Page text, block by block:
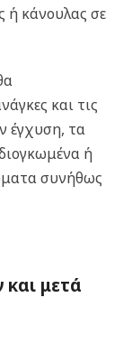
ή κάνουλας σε
και τις
έγχυση, τα
ή
συνήθως
και μετά